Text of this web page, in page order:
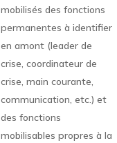
mobilisés des fonctions
permanentes à identifier
en amont (leader de
crise, coordinateur de
crise, main courante,
communication, etc.) et
des fonctions
mobilisables propres à la